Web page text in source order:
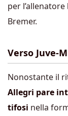
per
Bremer.
Verso Juve-
Nonostante il
Allegri pare
tifosi nella